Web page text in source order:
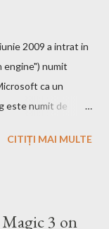
2009 a intrat in
engine") numit
ca un
este numit de
bani de pe urma
ce motor de
CITIȚI MAI MULTE
3 on